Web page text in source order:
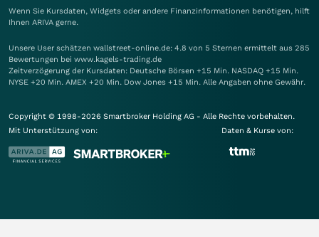
Wenn Sie Kursdaten, Widgets oder andere Finanzinformationen benötigen, hilft
Ihnen ARIVA gerne.
Unsere User schätzen wallstreet-online.de: 4.8 von 5 Sternen ermittelt aus 285
Bewertungen bei www.kagels-trading.de
Zeitverzögerung der Kursdaten: Deutsche Börsen +15 Min. NASDAQ +15 Min.
NYSE +20 Min. AMEX +20 Min. Dow Jones +15 Min. Alle Angaben ohne Gewähr.
Copyright © 1998-2026 Smartbroker Holding AG - Alle Rechte vorbehalten.
Mit Unterstützung von:
Daten & Kurse von: